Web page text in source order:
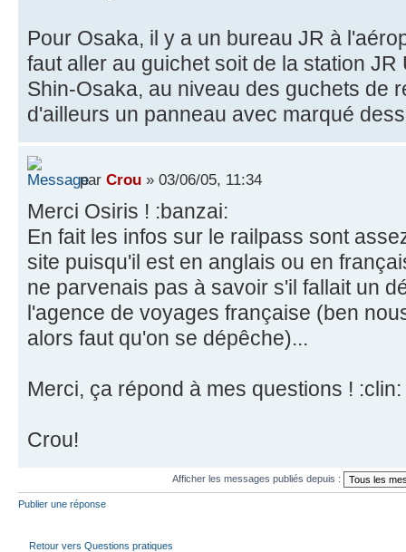
Pour Osaka, il y a un bureau JR à
faut aller au guichet soit de la station
Shin-Osaka, au niveau des guchets de
d'ailleurs un panneau avec marqué
par Crou » 03/06/05, 11:34
Merci Osiris ! :banzai:
En fait les infos sur le railpass sont
site puisqu'il est en anglais ou en
ne parvenais pas à savoir s'il fallait un
l'agence de voyages française (ben
alors faut qu'on se dépêche)...
Merci, ça répond à mes questions ! :clin:
Crou!
Afficher les messages publiés depuis :
Publier une réponse
Retour vers Questions pratiques